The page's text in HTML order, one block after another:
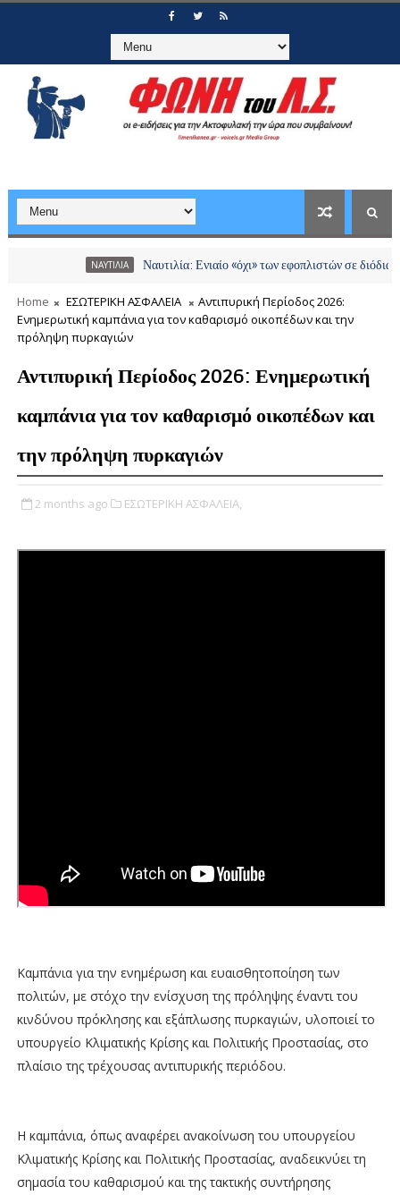
Ναυτιλία: Ενιαίο «όχι» των εφοπλιστών σε διόδια και
Home ΕΣΩΤΕΡΙΚΗ ΑΣΦΑΛΕΙΑ
Αντιπυρική Περίοδος 2026:
Ενημερωτική καμπάνια για τον καθαρισμό οικοπέδων και την
πρόληψη πυρκαγιών
Αντιπυρική Περίοδος 2026: Ενημερωτική
καμπάνια για τον καθαρισμό οικοπέδων και
την πρόληψη πυρκαγιών
2 months ago ΕΣΩΤΕΡΙΚΗ ΑΣΦΑΛΕΙΑ,
Καμπάνια για την ενημέρωση και ευαισθητοποίηση των
πολιτών, με στόχο την ενίσχυση της πρόληψης έναντι του
κινδύνου πρόκλησης και εξάπλωσης πυρκαγιών, υλοποιεί το
υπουργείο Κλιματικής Κρίσης και Πολιτικής Προστασίας, στο
πλαίσιο της τρέχουσας αντιπυρικής περιόδου.
Η καμπάνια, όπως αναφέρει ανακοίνωση του υπουργείου
Κλιματικής Κρίσης και Πολιτικής Προστασίας, αναδεικνύει τη
σημασία του καθαρισμού και της τακτικής συντήρησης